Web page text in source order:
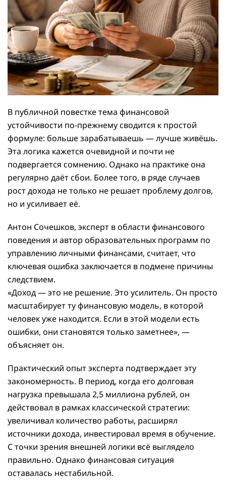
В публичной повестке тема финансовой
устойчивости по-прежнему сводится к простой
формуле: больше зарабатываешь — лучше живёшь.
Эта логика кажется очевидной и почти не
подвергается сомнению. Однако на практике она
регулярно даёт сбои. Более того, в ряде случаев
рост дохода не только не решает проблему долгов,
но и усиливает её.
Антон Сочешков, эксперт в области финансового
поведения и автор образовательных программ по
управлению личными финансами, считает, что
ключевая ошибка заключается в подмене причины
следствием.
«Доход — это не решение. Это усилитель. Он просто
масштабирует ту финансовую модель, в которой
человек уже находится. Если в этой модели есть
ошибки, они становятся только заметнее», —
объясняет он.
Практический опыт эксперта подтверждает эту
закономерность. В период, когда его долговая
нагрузка превышала 2,5 миллиона рублей, он
действовал в рамках классической стратегии:
увеличивал количество работы, расширял
источники дохода, инвестировал время в обучение.
С точки зрения внешней логики всё выглядело
правильно. Однако финансовая ситуация
оставалась нестабильной.